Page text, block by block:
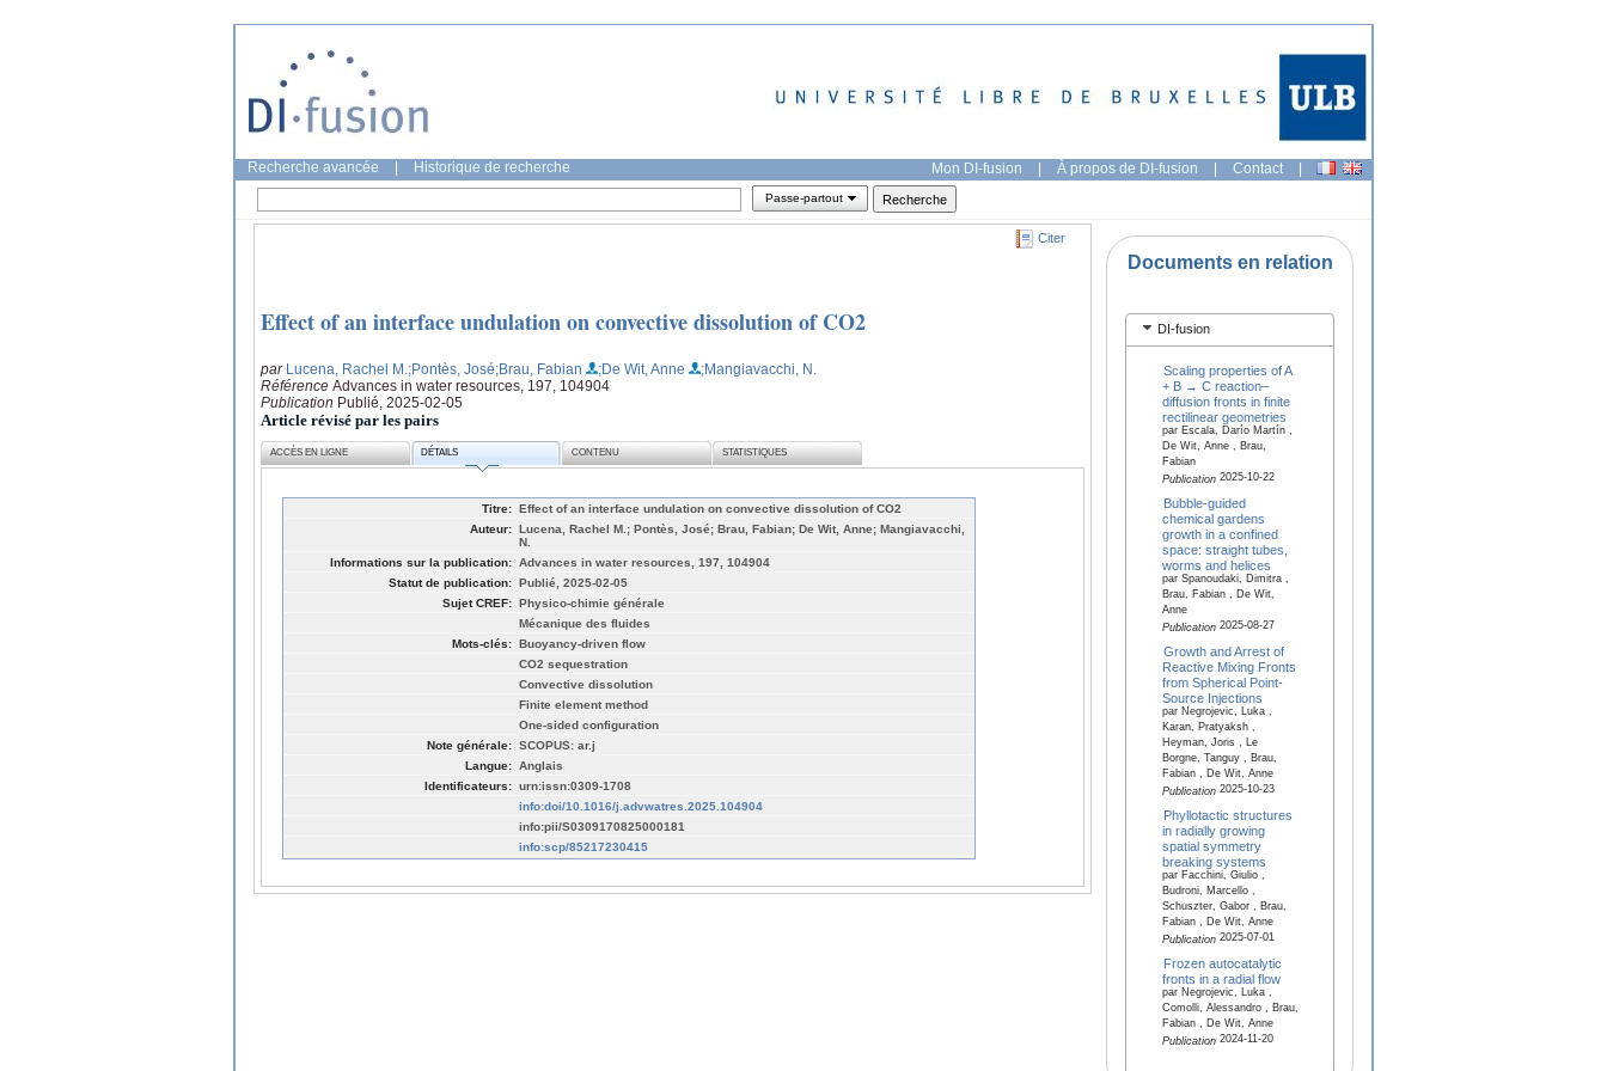
Recherche avancée Historique de recherche Mon DI-fusion | À propos de DI-fusion | Contact |
Passe-partout
Citer
Effect of an interface undulation on convective dissolution of CO2
par Lucena, Rachel M. ;Pontès, José;Brau, Fabian ;De Wit, Anne
;Mangiavacchi, N.
Référence Advances in water resources, 197, 104904
Publication Publié, 2025-02-05
Article révisé par les pairs
ACCÈS EN LIGNE DÉTAILS CONTENU STATISTIQUES
Titre: Effect of an interface undulation on convective dissolution of CO2
Auteur: Lucena, Rachel M.; Pontès, José; Brau, Fabian; De Wit, Anne; Mangiavacchi,
N.
Informations sur la publication: Advances in water resources, 197, 104904
Statut de publication: Publié, 2025-02-05
Sujet CREF: Physico-chimie générale
Mécanique des fluides
Mots-clés: Buoyancy-driven flow
CO2 sequestration
Convective dissolution
Finite element method
One-sided configuration
Note générale: SCOPUS: ar.j
Langue: Anglais
Identificateurs: urn:issn:0309-1708
info:doi/10.1016/j.advwatres.2025.104904
info:pii/S0309170825000181
info:scp/85217230415
Documents en relation
DI-fusion
Scaling properties of A
+ B → C reaction–
diffusion fronts in finite
rectilinear geometries
par Escala, Darío Martín ,
De Wit, Anne , Brau,
Fabian
Publication2025-10-22
Bubble-guided
chemical gardens
growth in a confined
space: straight tubes,
worms and helices
par Spanoudaki, Dimitra ,
Brau, Fabian , De Wit,
Anne
Publication2025-08-27
Growth and Arrest of
Reactive Mixing Fronts
from Spherical Point-
Source Injections
par Negrojevic, Luka ,
Karan, Pratyaksh ,
Heyman, Joris , Le
Borgne, Tanguy , Brau,
Fabian , De Wit, Anne
Publication2025-10-23
Phyllotactic structures
in radially growing
spatial symmetry
breaking systems
par Facchini, Giulio ,
Budroni, Marcello ,
Schuszter, Gabor , Brau,
Fabian , De Wit, Anne
Publication2025-07-01
Frozen autocatalytic
fronts in a radial flow
par Negrojevic, Luka ,
Comolli, Alessandro , Brau,
Fabian , De Wit, Anne
Publication2024-11-20